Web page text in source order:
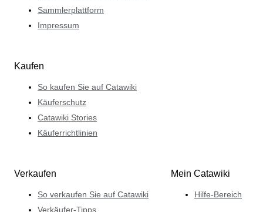
Sammlerplattform
Impressum
Kaufen
So kaufen Sie auf Catawiki
Käuferschutz
Catawiki Stories
Käuferrichtlinien
Verkaufen
So verkaufen Sie auf Catawiki
Verkäufer-Tipps
Mein Catawiki
Hilfe-Bereich